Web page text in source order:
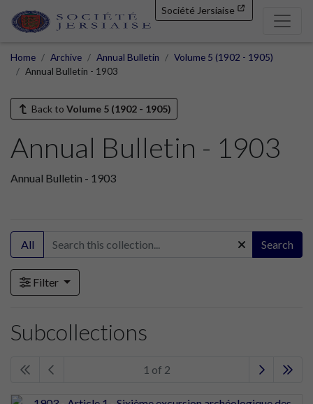
Société Jersiaise
Home Archive Annual Bulletin
Volume 5 (1902 - 1905)
Annual Bulletin - 1903
Back to Volume 5 (1902 - 1905)
Annual Bulletin - 1903
Annual Bulletin - 1903
All Search
Filter
Subcollections
1 of 2